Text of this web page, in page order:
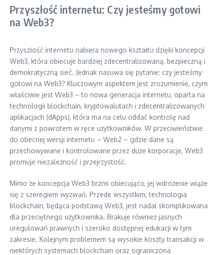
Przyszłość internetu: Czy jesteśmy gotowi
na Web3?
Przyszłość internetu nabiera nowego kształtu dzięki koncepcji
Web3, która obiecuje bardziej zdecentralizowaną, bezpieczną i
demokratyczną sieć. Jednak nasuwa się pytanie: czy jesteśmy
gotowi na Web3? Kluczowym aspektem jest zrozumienie, czym
właściwie jest Web3 – to nowa generacja internetu, oparta na
technologii blockchain, kryptowalutach i zdecentralizowanych
aplikacjach (dApps), która ma na celu oddać kontrolę nad
danymi z powrotem w ręce użytkowników. W przeciwieństwie
do obecnej wersji internetu – Web2 – gdzie dane są
przechowywane i kontrolowane przez duże korporacje, Web3
promuje niezależność i przejrzystość.
Mimo że koncepcja Web3 brzmi obiecująco, jej wdrożenie wiąże
się z szeregiem wyzwań. Przede wszystkim, technologia
blockchain, będąca podstawą Web3, jest nadal skomplikowana
dla przeciętnego użytkownika. Brakuje również jasnych
uregulowań prawnych i szeroko dostępnej edukacji w tym
zakresie. Kolejnym problemem są wysokie koszty transakcji w
niektórych systemach blockchain oraz ograniczona